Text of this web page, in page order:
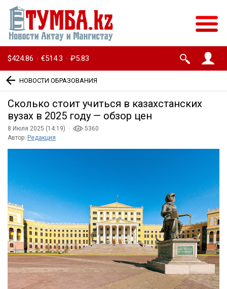
$424.86 · €514.3 · ₽5.83
НОВОСТИ ОБРАЗОВАНИЯ
Сколько стоит учиться в казахстанских
вузах в 2025 году — обзор цен
8 Июля 2025 (14:19) ·
5360
Автор: Редакция